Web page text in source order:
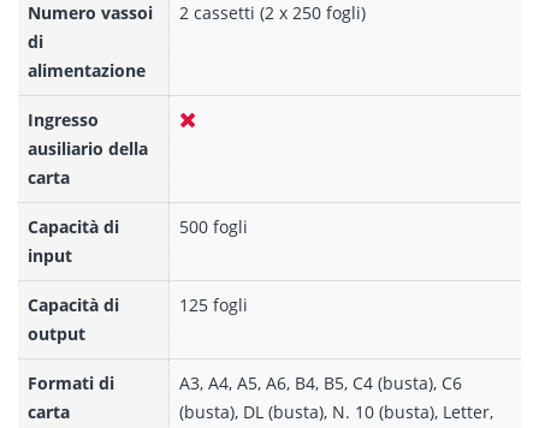
Numero vassoi
di
alimentazione
2 cassetti (2 x 250 fogli)
Ingresso
ausiliario della
carta
Capacità di
input
500 fogli
Capacità di
output
125 fogli
Formati di
carta
A3, A4, A5, A6, B4, B5, C4 (busta), C6
(busta), DL (busta), N. 10 (busta), Letter,